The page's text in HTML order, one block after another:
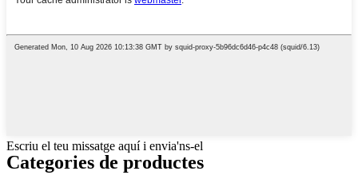
Escriu el teu missatge aquí i envia'ns-el
Categories de productes